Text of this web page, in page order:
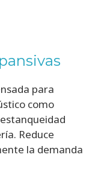
para
como
Reduce
la demanda